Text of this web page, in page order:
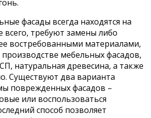
фасады всегда находятся на
всего, требуют замены либо
востребованными материалами,
мебельных фасадов,
натуральная древесина, а также
Существуют два варианта
поврежденных фасадов –
или воспользоваться
способ позволяет